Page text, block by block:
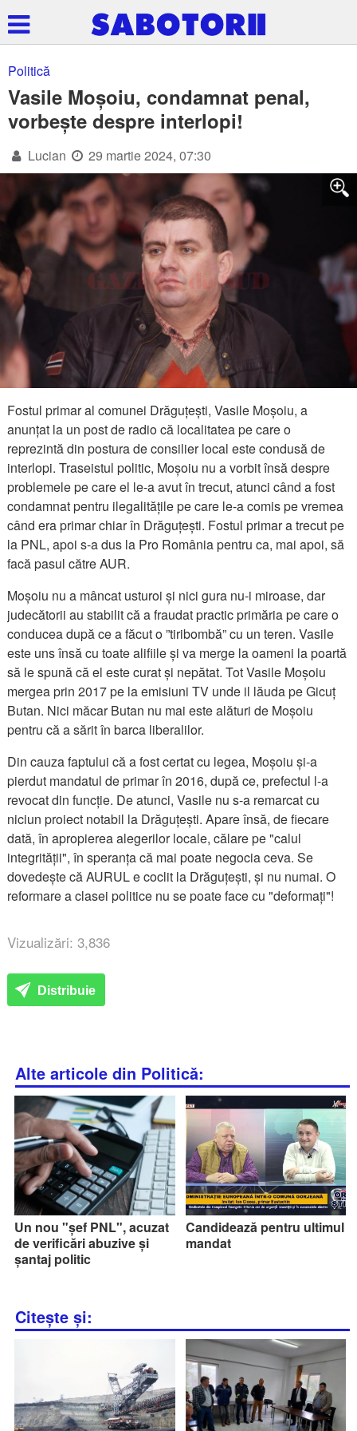
Politică
Vasile Moșoiu, condamnat penal,
vorbește despre interlopi!
Lucian 29 martie 2024, 07:30
Fostul primar al comunei Drăguțești, Vasile Moșoiu, a
anunțat la un post de radio că localitatea pe care o
reprezintă din postura de consilier local este condusă de
interlopi. Traseistul politic, Moșoiu nu a vorbit însă despre
problemele pe care el le-a avut în trecut, atunci când a fost
condamnat pentru ilegalitățile pe care le-a comis pe vremea
când era primar chiar în Drăguțești. Fostul primar a trecut pe
la PNL, apoi s-a dus la Pro România pentru ca, mai apoi, să
facă pasul către AUR.
Moșoiu nu a mâncat usturoi și nici gura nu-i miroase, dar
judecătorii au stabilit că a fraudat practic primăria pe care o
conducea după ce a făcut o ”tiribombă” cu un teren. Vasile
este uns însă cu toate alifiile și va merge la oameni la poartă
să le spună că el este curat și nepătat. Tot Vasile Moșoiu
mergea prin 2017 pe la emisiuni TV unde il lăuda pe Gicuț
Butan. Nici măcar Butan nu mai este alături de Moșoiu
pentru că a sărit în barca liberalilor.
Din cauza faptului că a fost certat cu legea, Moșoiu și-a
pierdut mandatul de primar în 2016, după ce, prefectul l-a
revocat din funcție. De atunci, Vasile nu s-a remarcat cu
niciun proiect notabil la Drăguțești. Apare însă, de fiecare
dată, în apropierea alegerilor locale, călare pe "calul
integrității", în speranța că mai poate negocia ceva. Se
dovedește că AURUL e coclit la Drăguțești, și nu numai. O
reformare a clasei politice nu se poate face cu "deformați"!
Vizualizări: 3,836
Distribuie
Alte articole din Politică:
Un nou "șef PNL", acuzat
de verificări abuzive și
șantaj politic
Candidează pentru ultimul
mandat
Citește și: